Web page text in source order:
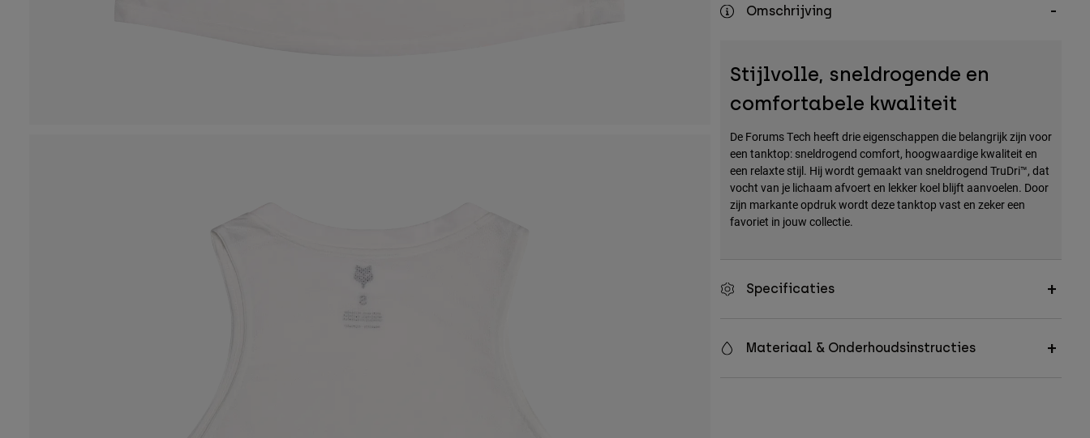
Omschrijving
Stijlvolle, sneldrogende en
comfortabele kwaliteit
De Forums Tech heeft drie eigenschappen die belangrijk zijn voor
een tanktop: sneldrogend comfort, hoogwaardige kwaliteit en
een relaxte stijl. Hij wordt gemaakt van sneldrogend TruDri™, dat
vocht van je lichaam afvoert en lekker koel blijft aanvoelen. Door
zijn markante opdruk wordt deze tanktop vast en zeker een
favoriet in jouw collectie.
Specificaties
Materiaal & Onderhoudsinstructies